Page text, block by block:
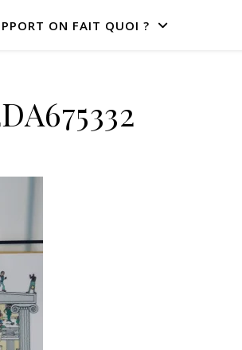
ON FAIT QUOI ?